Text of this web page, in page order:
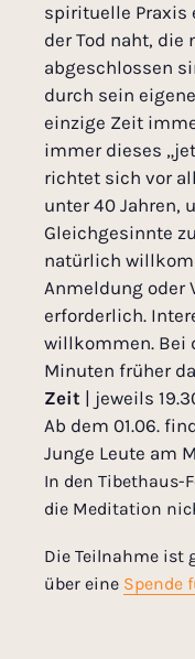
spirituelle Praxis
der Tod naht, die
abgeschlossen
durch sein
einzige Zeit
immer dieses
richtet sich vor
unter 40 Jahren,
Gleichgesinnte
natürlich
Anmeldung oder
erforderlich.
willkommen. Bei
Minuten früher
Zeit | jeweils
Ab dem 01.06.
Junge Leute am
In den Tibethaus-
die Meditation
Die Teilnahme ist
über eine Spende